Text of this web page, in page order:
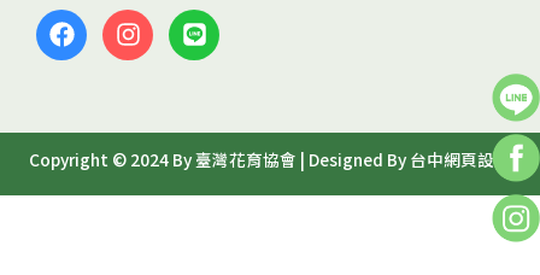
F
a
c
o
k
I
n
s
g
r
a
L
i
n
Copyright © 2024 By 臺灣花育協會 | Designed By 台中網頁設計